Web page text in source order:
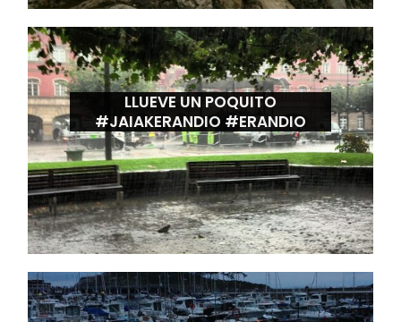
LLUEVE UN POQUITO
#JAIAKERANDIO #ERANDIO